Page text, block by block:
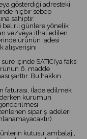
gösterdiği adresteki
hiçbir sebep
sahiptir.
belirli günlere yönelik
ve/veya ithal edilen
ürünün iadesi
alışverişini
içinde SATICI’ya faks
6. madde
şarttır. Bu hakkın
faturası, (İade edilmek
kurumun
sipariş iadeleri
kutusu, ambalajı,